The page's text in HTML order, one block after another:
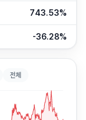
743.53%
-36.28%
전체